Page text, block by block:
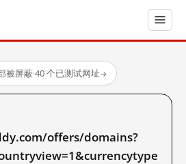
被屏蔽·40 个已测试网址→
offers/domains?